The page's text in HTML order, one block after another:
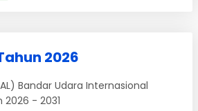
2026
Bandar Udara Internasional
2026 - 2031